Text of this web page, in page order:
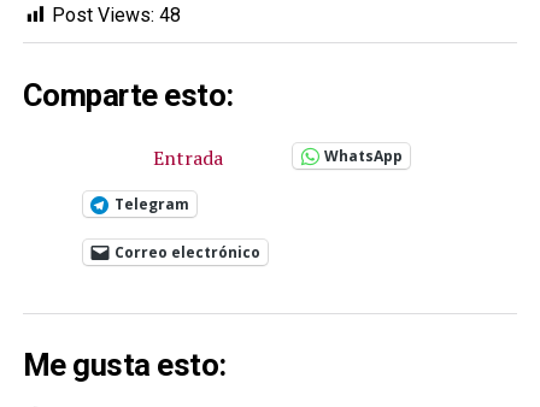
Post Views: 48
Comparte esto:
Entrada WhatsApp
Telegram
Correo electrónico
Me gusta esto: